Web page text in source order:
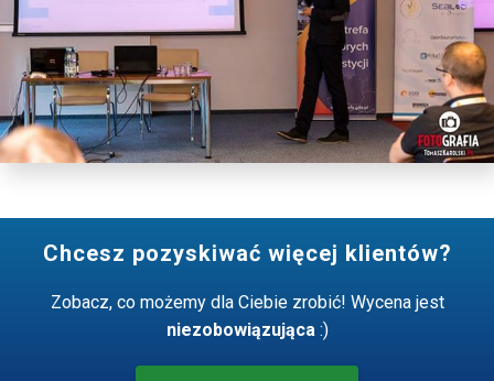
Chcesz pozyskiwać więcej klientów?
Zobacz, co możemy dla Ciebie zrobić! Wycena jest
niezobowiązująca:)